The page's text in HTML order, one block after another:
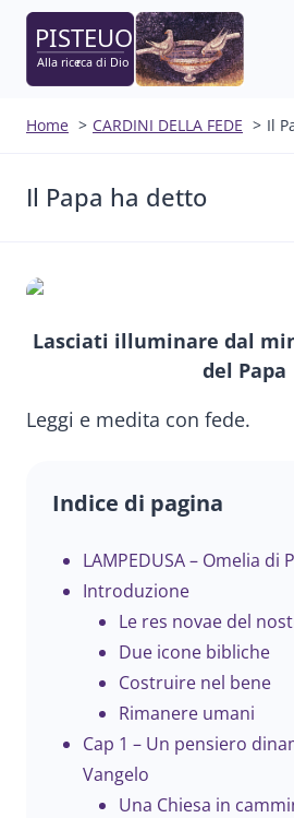
Salta
contenuto
Home CARDINI DELLA FEDE Il
Il Papa ha detto
Lasciati illuminare dal
del Papa
Leggi e medita con fede.
Indice di pagina
LAMPEDUSA – Omelia di
Introduzione
Le res novae del
Due icone bibliche
Costruire nel bene
Rimanere umani
Cap 1 – Un pensiero
Vangelo
Una Chiesa in